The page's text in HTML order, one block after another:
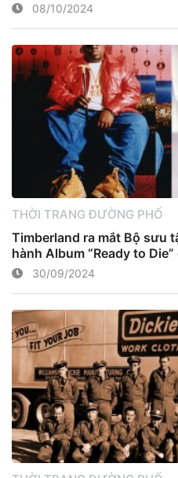
08/10/2024
THỜI TRANG ĐƯỜNG PHỐ
Timberland ra mắt Bộ sưu
hành Album “Ready to
30/09/2024